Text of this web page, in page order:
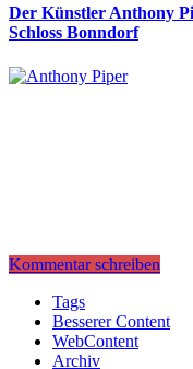
Der Künstler Anthony
Schloss Bonndorf
Kommentar schreiben
Tags
Besserer Content
WebContent
Archiv